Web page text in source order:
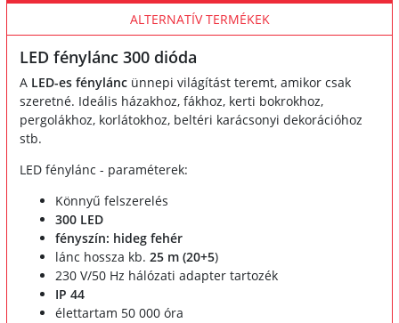
ALTERNATÍV TERMÉKEK
LED fénylánc 300 dióda
A LED-es fénylánc ünnepi világítást teremt, amikor csak
szeretné. Ideális házakhoz, fákhoz, kerti bokrokhoz,
pergolákhoz, korlátokhoz, beltéri karácsonyi dekorációhoz
stb.
LED fénylánc - paraméterek:
Könnyű felszerelés
300 LED
fényszín: hideg fehér
lánc hossza kb. 25 m (20+5)
230 V/50 Hz hálózati adapter tartozék
IP 44
élettartam 50 000 óra